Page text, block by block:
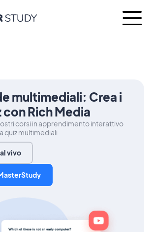
multimediali: Crea i
Rich Media
corsi in apprendimento interattivo
quiz multimediali
vivo